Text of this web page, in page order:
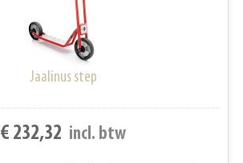
Jaalinus step
€ 232,32 incl. btw